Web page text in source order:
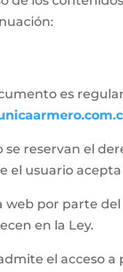
es
se reservan el
el usuario
web por parte
en la Ley.
el acceso a